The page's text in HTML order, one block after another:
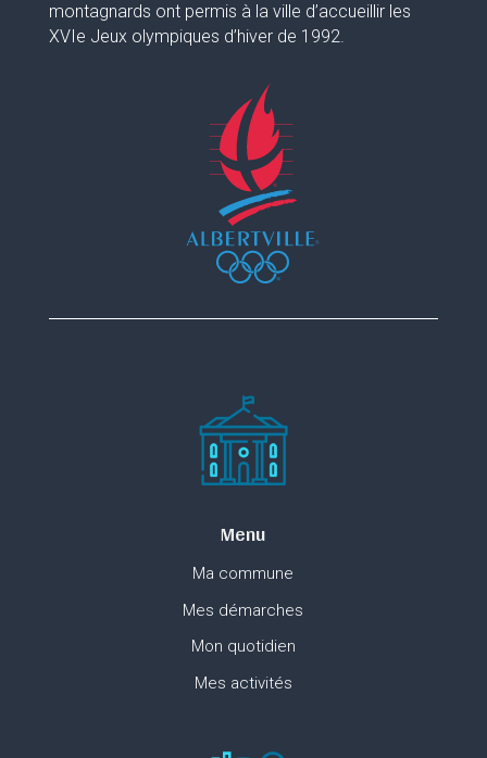
montagnards ont permis à la ville d’accueillir les
XVIe Jeux olympiques d’hiver de 1992.
Menu
Ma commune
Mes démarches
Mon quotidien
Mes activités